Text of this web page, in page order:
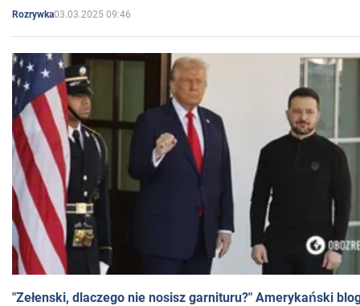
Rozrywka03.03.2025 09:46
"Zełenski, dlaczego nie nosisz garnituru?" Amerykański